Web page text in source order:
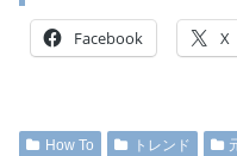
Facebook X
How To トレンド